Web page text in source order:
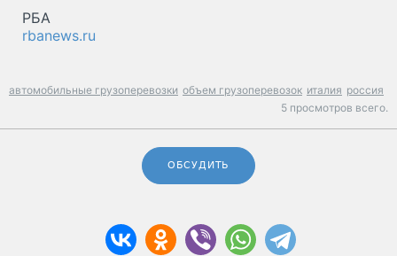
РБА
rbanews.ru
автомобильные грузоперевозки объем грузоперевозок италия россия
5 просмотров всего.
ОБСУДИТЬ